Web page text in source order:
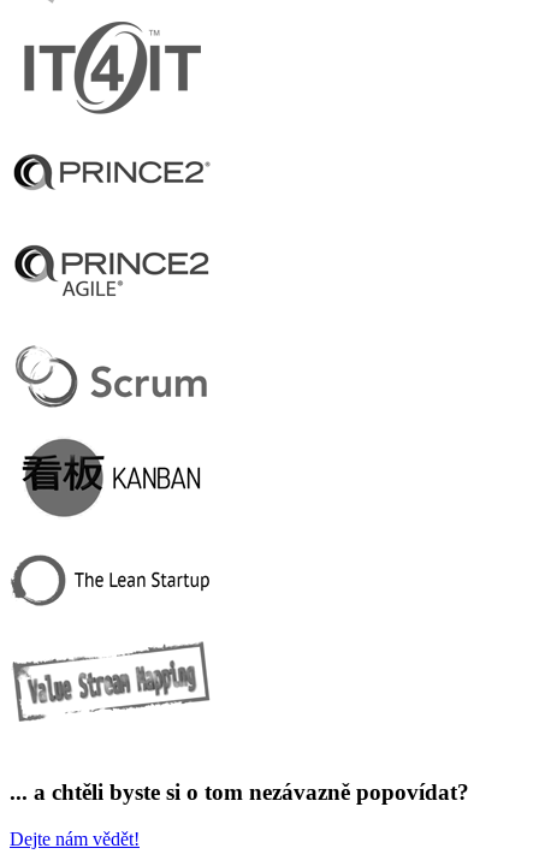
... a chtěli byste si o tom nezávazně popovídat?
Dejte nám vědět!